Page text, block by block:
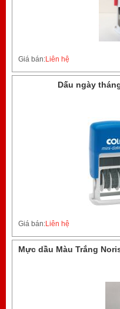
Giá bán:Liên hệ
Dấu ngày
Giá bán:Liên hệ
Mực dầu Màu Trắng